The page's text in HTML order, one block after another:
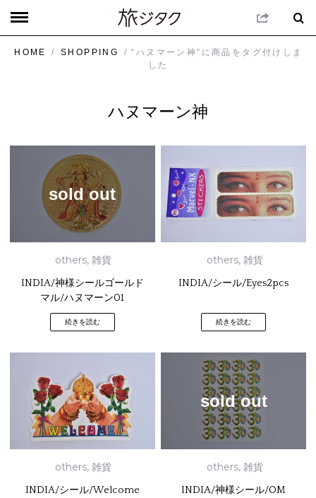
HOME / SHOPPING
/ “ハヌマーン神”に商品をタグ付けしま
した
ハヌマーン神
sold out
others,雑貨
INDIA/神様シールゴールド
マル/ハヌマーン01
続きを読む
others, 雑貨
INDIA/シール/Eyes2pcs
続きを読む
others,雑貨
INDIA/シール/Welcome
sold out
others, 雑貨
INDIA/神様シール/OM